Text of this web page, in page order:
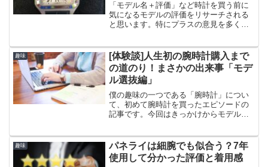
「モデル名＋評価」など時計を買う前に
気になるモデルの評価をリサーチされる
と思います。特にプラスの意見を多く探
理」、「初期不良」などの不具合などに
ついても調べる方も多い方と思...
趣味
[体験談]人生初の腕時計購入まで
の道のり！まさかの出来事「モデ
ル選抜編」
僕の趣味の一つである「腕時計」につい
て、初めて腕時計を買ったエピソードの
記事です。今回はきっかけからモデル選
趣味
パネライは細腕でも似合う？7年
使用して分かった評価と着用感